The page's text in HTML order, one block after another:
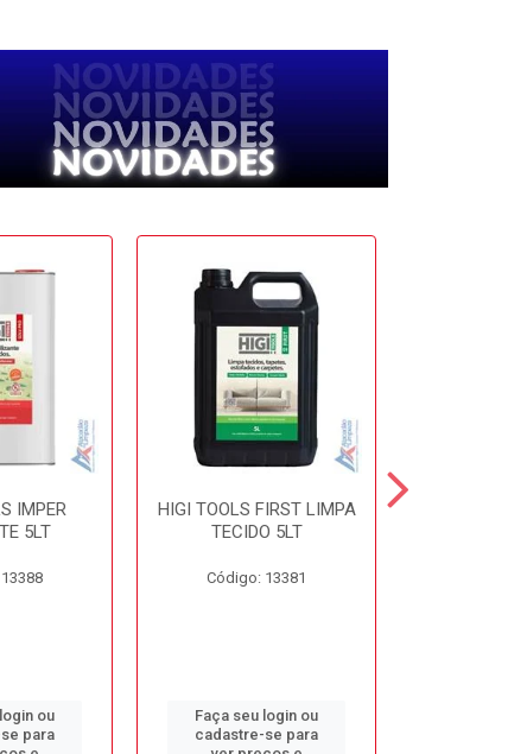
IMPER
5LT
ou
para
HIGI TOOLS FIRST LIMPA
TECIDO 5LT
Código: 13381
Faça seu login ou
cadastre-se para